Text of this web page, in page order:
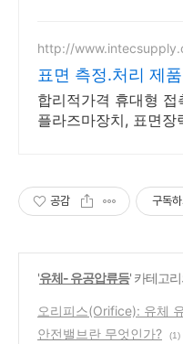
http://
표면 측정.처리 제
합리적가격 휴대형 접
플라즈마장치, 표면장
공감 구독하
'유체- 유공압류등' 카테고
오리피스(Orifice): 유체
핵심 원리부터 종류까지
안전밸브란 무엇인가? (1)